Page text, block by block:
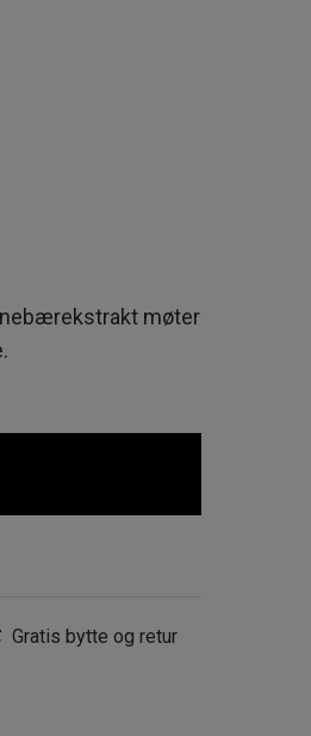
møter
Gratis bytte og retur